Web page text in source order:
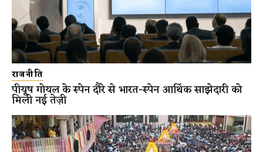
राजनीति
पीयूष गोयल के स्पेन दौरे से भारत-स्पेन आर्थिक साझेदारी को
मिली नई तेज़ी